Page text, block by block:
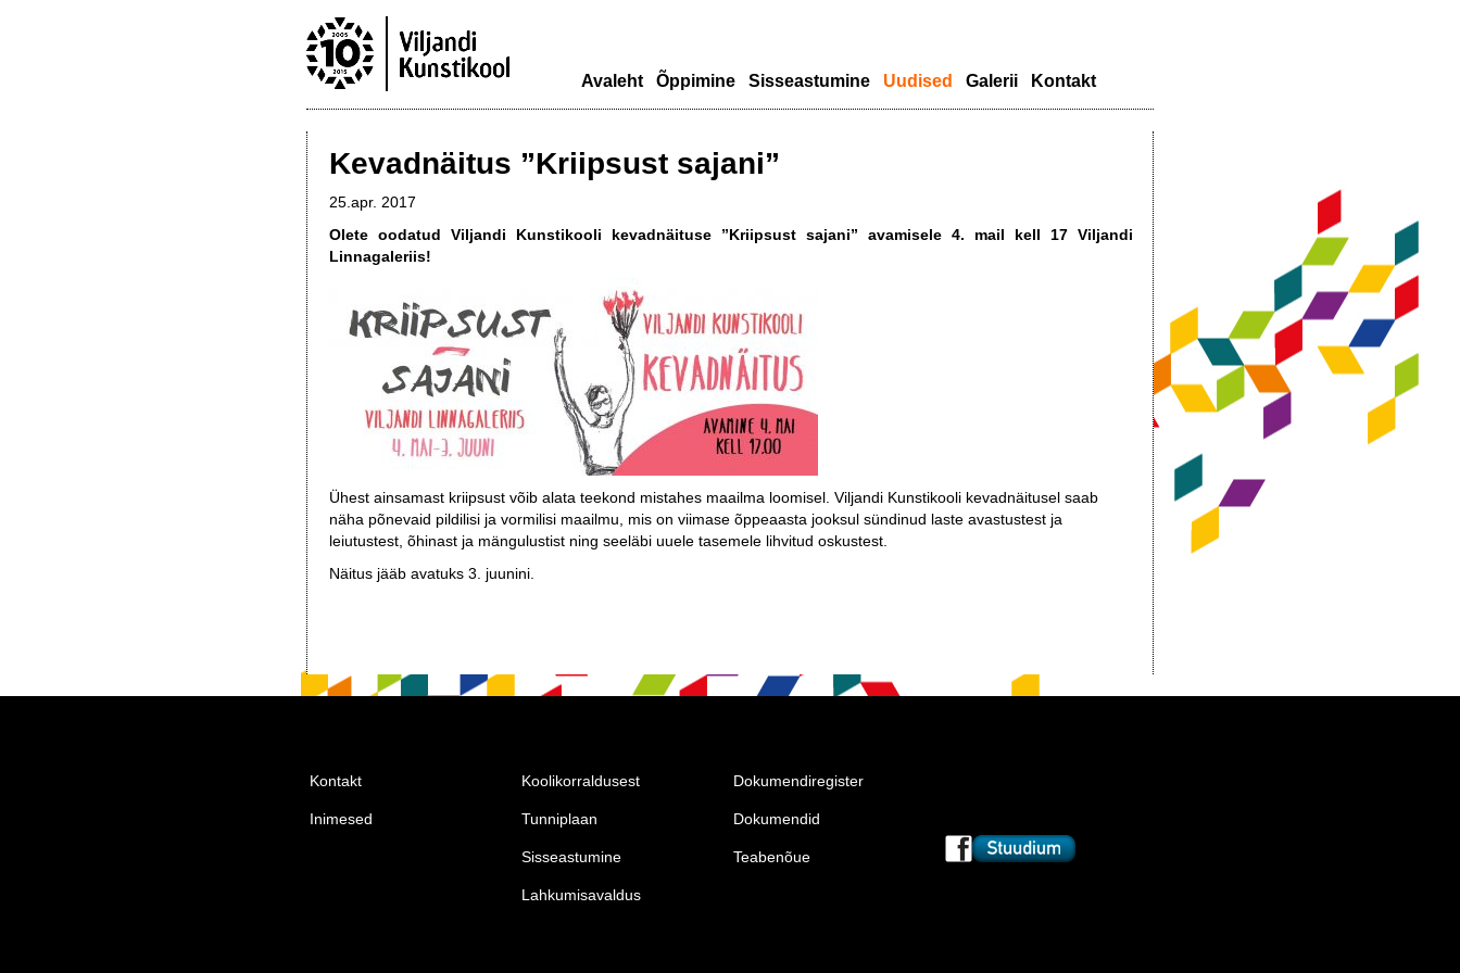
Avaleht Õppimine Sisseastumine Uudised Galerii Kontakt
Kevadnäitus ”Kriipsust sajani”
25.apr. 2017
Olete oodatud Viljandi Kunstikooli kevadnäituse ”Kriipsust sajani” avamisele 4. mail kell 17 Viljandi
Linnagaleriis!
Ühest ainsamast kriipsust võib alata teekond mistahes maailma loomisel. Viljandi Kunstikooli kevadnäitusel saab
näha põnevaid pildilisi ja vormilisi maailmu, mis on viimase õppeaasta jooksul sündinud laste avastustest ja
leiutustest, õhinast ja mängulustist ning seeläbi uuele tasemele lihvitud oskustest.
Näitus jääb avatuks 3. juunini.
Kontakt
Inimesed
Koolikorraldusest
Tunniplaan
Sisseastumine
Lahkumisavaldus
Dokumendiregister
Dokumendid
Teabenõue